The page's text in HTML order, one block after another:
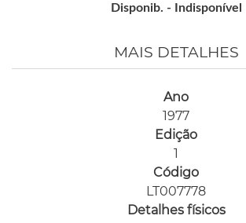
Disponib. -
Indisponível
MAIS DETALHES
Ano
1977
Edição
1
Código
LT007778
Detalhes físicos